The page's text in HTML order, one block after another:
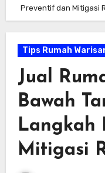
Preventif dan Mitigasi
Tips Rumah
Jual
Bawah
Langkah
Mitigasi